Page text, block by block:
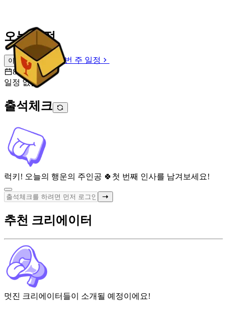
오늘 일정
이번 주 일정
이번 주 일정
8월 8일 [토]
일정 없음
출석체크
럭키! 오늘의 행운의 주인공 🍀 첫 번째 인사를 남겨보세요!
추천 크리에이터
멋진 크리에이터들이 소개될 예정이에요!